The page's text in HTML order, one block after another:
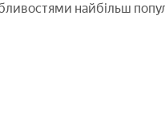
найбільш